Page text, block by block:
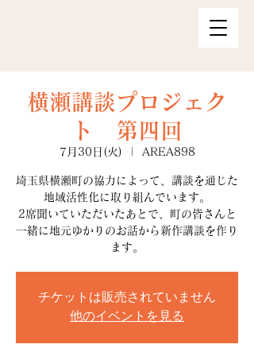
横瀬講談プロジェク
ト 第四回
7月30日(火) AREA898
埼玉県横瀬町の協力によって、講談を通じた
地域活性化に取り組んでいます。
2席聞いていただいたあとで、町の皆さんと
一緒に地元ゆかりのお話から新作講談を作り
ます。
チケットは販売されていません
他のイベントを見る